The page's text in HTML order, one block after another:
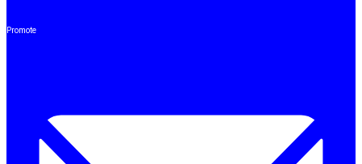
Promote